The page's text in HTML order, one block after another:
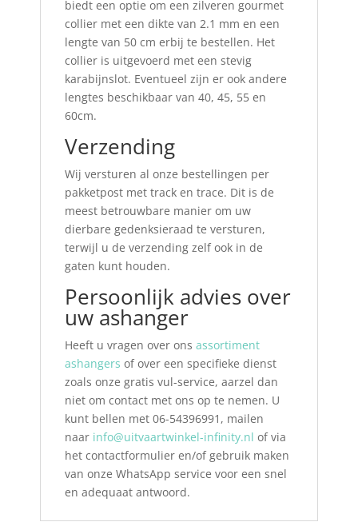
biedt een optie om een zilveren gourmet
collier met een dikte van 2.1 mm en een
lengte van 50 cm erbij te bestellen. Het
collier is uitgevoerd met een stevig
karabijnslot. Eventueel zijn er ook andere
lengtes beschikbaar van 40, 45, 55 en
60cm.
Verzending
Wij versturen al onze bestellingen per
pakketpost met track en trace. Dit is de
meest betrouwbare manier om uw
dierbare gedenksieraad te versturen,
terwijl u de verzending zelf ook in de
gaten kunt houden.
Persoonlijk advies over
uw ashanger
Heeft u vragen over ons assortiment
ashangers of over een specifieke dienst
zoals onze gratis vul-service, aarzel dan
niet om contact met ons op te nemen. U
kunt bellen met 06-54396991, mailen
naar info@uitvaartwinkel-infinity.nl of via
het contactformulier en/of gebruik maken
van onze WhatsApp service voor een snel
en adequaat antwoord.